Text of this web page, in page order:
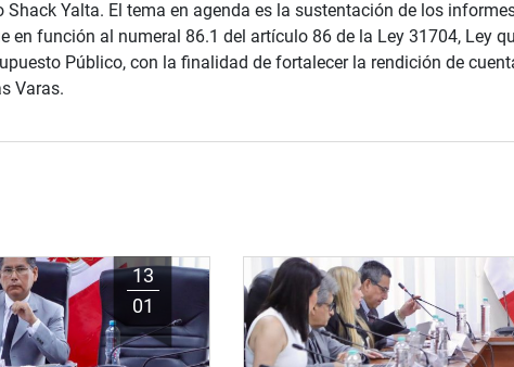
Shack Yalta. El tema en agenda es la sustentación de los
en función al numeral 86.1 del artículo 86 de la Ley 31704, Ley
Público, con la finalidad de fortalecer la rendición de
Varas.
13
01